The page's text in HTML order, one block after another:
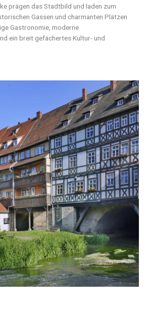
prägen das Stadtbild und laden zum
Gassen und charmanten Plätzen
Gastronomie, moderne
ein breit gefächertes Kultur- und